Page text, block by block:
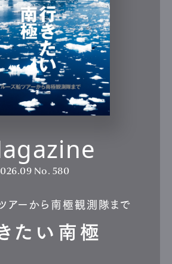
No. 580
アーから南極観測隊まで
たい南極